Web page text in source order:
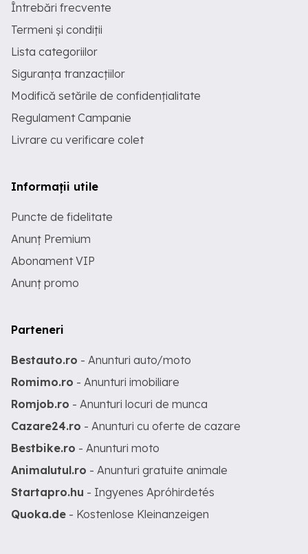
Întrebări frecvente
Termeni și condiții
Lista categoriilor
Siguranța tranzacțiilor
Modifică setările de confidențialitate
Regulament Campanie
Livrare cu verificare colet
Informații utile
Puncte de fidelitate
Anunț Premium
Abonament VIP
Anunț promo
Parteneri
Bestauto.ro - Anunturi auto/moto
Romimo.ro - Anunturi imobiliare
Romjob.ro - Anunturi locuri de munca
Cazare24.ro - Anunturi cu oferte de cazare
Bestbike.ro - Anunturi moto
Animalutul.ro - Anunturi gratuite animale
Startapro.hu - Ingyenes Apróhirdetés
Quoka.de - Kostenlose Kleinanzeigen